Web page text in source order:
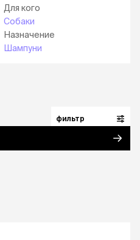
Для кого
Собаки
Назначение
Шампуни
фильтр